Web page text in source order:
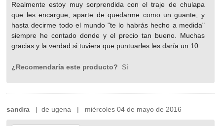
Realmente estoy muy sorprendida con el traje de chulapa
que les encargue, aparte de quedarme como un guante, y
hasta decirme todo el mundo "te lo habrás hecho a medida"
siempre he contado donde y el precio tan bueno. Muchas
gracias y la verdad si tuviera que puntuarles les daría un 10.
¿Recomendaría este producto? Sí
sandra | de ugena | miércoles 04 de mayo de 2016